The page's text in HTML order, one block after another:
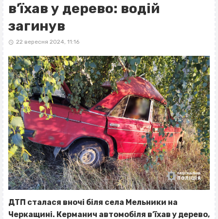
в’їхав у дерево: водій
загинув
22 вересня 2024, 11:16
ДТП сталася вночі біля села Мельники на
Черкащині. Керманич автомобіля в’їхав у дерево,